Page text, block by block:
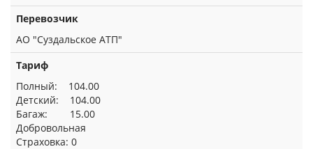
Перевозчик
АО "Суздальское АТП"
Тариф
Полный: 104.00
Детский: 104.00
Багаж: 15.00
Добровольная
Страховка: 0